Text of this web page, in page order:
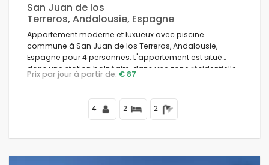
San Juan de los
Terreros, Andalousie, Espagne
Appartement moderne et luxueux avec piscine
commune à San Juan de los Terreros, Andalousie,
Espagne pour 4 personnes. L'appartement est situé
dans une station balnéaire, dans une zone résidentielle
et montagneuse, à proximité des supermarchés et à 100
Prix par jour à partir de: € 87
4 2 2